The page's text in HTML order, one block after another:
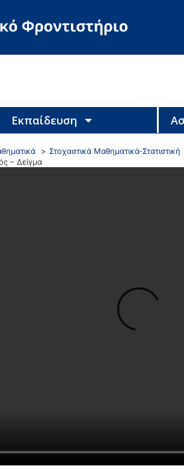
Εκπαίδευση
Στοχαστικά Μαθηματικά-Στατιστική
– Δείγμα